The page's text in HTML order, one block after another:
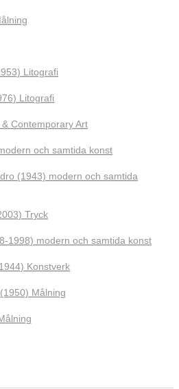
Litografi
Litografi
Contemporary Art
och samtida konst
(1943) modern och samtida
Tryck
1998) modern och samtida konst
Konstverk
Målning